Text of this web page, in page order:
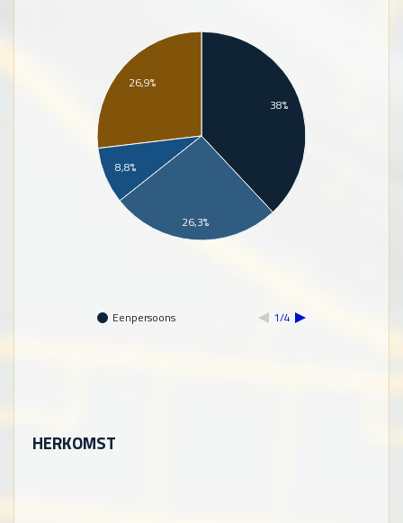
Eenpersoons 1/4
38%
26,9%
8,8%
26,3%
HERKOMST